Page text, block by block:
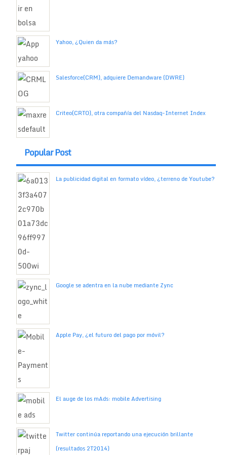
Yahoo, ¿Quien da más?
Salesforce(CRM), adquiere Demandware (DWRE)
Criteo(CRTO), otra compañía del Nasdaq-Internet Index
Popular Post
La publicidad digital en formato vídeo, ¿terreno de Youtube?
Google se adentra en la nube mediante Zync
Apple Pay, ¿el futuro del pago por móvil?
El auge de los mAds: mobile Advertising
Twitter continúa reportando una ejecución brillante
(resultados 2T2014)